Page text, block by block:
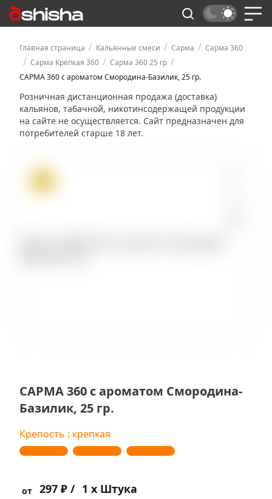
Главная страница / Кальянные смеси / Сарма / Сарма 360
/ Сарма Крепкая 360 / Сарма 360 25 гр /
САРМА 360 с ароматом Смородина-Базилик, 25 гр.
Розничная дистанционная продажа (доставка)
кальянов, табачной, никотинсодержащей продукции
на сайте не осуществляется. Сайт предназначен для
потребителей старше 18 лет.
САРМА 360 с ароматом Смородина-
Базилик, 25 гр.
Крепость : крепкая
от 297 ₽ / 1 x Штука